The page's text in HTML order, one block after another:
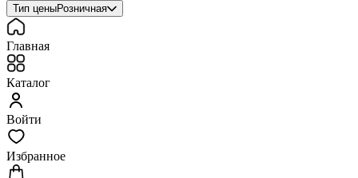
Тип ценыРозничная
Главная
Каталог
Войти
Избранное